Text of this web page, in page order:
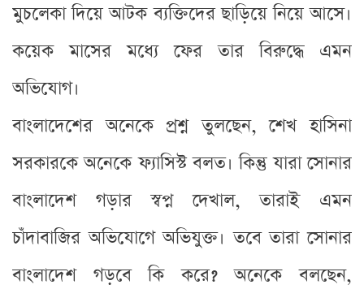
মুচলেকা দিয়ে আটক ব্যক্তিদের ছাড়িয়ে নিয়ে আসে।
কয়েক মাসের মধ্যে ফের তার বিরুদ্ধে এমন
অভিযোগ।
বাংলাদেশের অনেকে প্রশ্ন তুলছেন, শেখ হাসিনা
সরকারকে অনেকে ফ্যাসিস্ট বলত। কিন্তু যারা সোনার
বাংলাদেশ গড়ার স্বপ্ন দেখাল, তারাই এমন
চাঁদাবাজির অভিযোগে অভিযুক্ত। তবে তারা সোনার
বাংলাদেশ গড়বে কি করে? অনেকে বলছেন,